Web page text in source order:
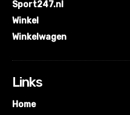
Sport247.nl
Winkel
Winkelwagen
Links
Home